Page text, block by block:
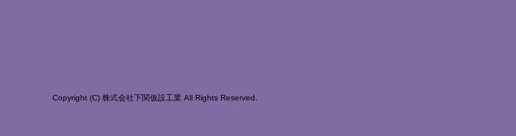
Copyright (C) 株式会社下関仮設工業 All Rights Reserved.